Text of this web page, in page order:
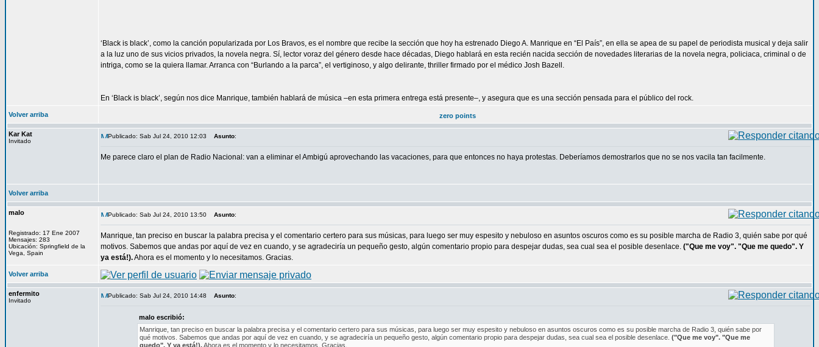
‘Black is black’, como la canción popularizada por Los Bravos, es el nombre que recibe la sección que hoy ha estrenado Diego A. Manrique en “El País”, en ella se apea de su papel de periodista musical y deja salir
a la luz uno de sus vicios privados, la novela negra. Sí, lector voraz del género desde hace décadas, Diego hablará en esta recién nacida sección de novedades literarias de la novela negra, policiaca, criminal o de
intriga, como se la quiera llamar. Arranca con “Burlando a la parca”, el vertiginoso, y algo delirante, thriller firmado por el médico Josh Bazell.
En ‘Black is black’, según nos dice Manrique, también hablará de música –en esta primera entrega está presente–, y asegura que es una sección pensada para el público del rock.
Volver arriba zero points
Kar Kat
Invitado
Publicado: Sab Jul 24, 2010 12:03 Asunto:
Me parece claro el plan de Radio Nacional: van a eliminar el Ambigú aprovechando las vacaciones, para que entonces no haya protestas. Deberíamos demostrarlos que no se nos vacila tan facilmente.
Volver arriba
malo
Registrado: 17 Ene 2007
Mensajes: 283
Ubicación: Springfield de la
Vega, Spain
Publicado: Sab Jul 24, 2010 13:50 Asunto:
Manrique, tan preciso en buscar la palabra precisa y el comentario certero para sus músicas, para luego ser muy espesito y nebuloso en asuntos oscuros como es su posible marcha de Radio 3, quién sabe por qué
motivos. Sabemos que andas por aquí de vez en cuando, y se agradeciría un pequeño gesto, algún comentario propio para despejar dudas, sea cual sea el posible desenlace. ("Que me voy". "Que me quedo". Y
ya está!).Ahora es el momento y lo necesitamos. Gracias.
Volver arriba
enfermito
Invitado
Publicado: Sab Jul 24, 2010 14:48 Asunto:
malo escribió:
Manrique, tan preciso en buscar la palabra precisa y el comentario certero para sus músicas, para luego ser muy espesito y nebuloso en asuntos oscuros como es su posible marcha de Radio 3, quién sabe por
qué motivos. Sabemos que andas por aquí de vez en cuando, y se agradeciría un pequeño gesto, algún comentario propio para despejar dudas, sea cual sea el posible desenlace. ("Que me voy". "Que me
quedo". Y ya está!).Ahora es el momento y lo necesitamos. Gracias.